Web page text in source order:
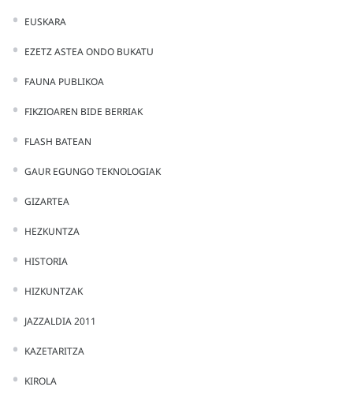
EUSKARA
EZETZ ASTEA ONDO BUKATU
FAUNA PUBLIKOA
FIKZIOAREN BIDE BERRIAK
FLASH BATEAN
GAUR EGUNGO TEKNOLOGIAK
GIZARTEA
HEZKUNTZA
HISTORIA
HIZKUNTZAK
JAZZALDIA 2011
KAZETARITZA
KIROLA